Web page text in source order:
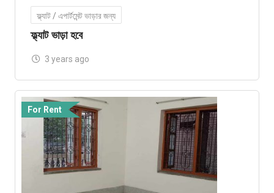
ফ্ল্যাট / এপার্টমেন্ট ভাড়ার জন্য
ফ্ল্যাট ভাড়া হবে
3 years ago
For Rent